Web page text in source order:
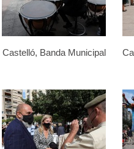
Castelló, Banda Municipal